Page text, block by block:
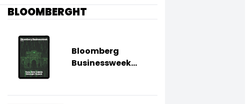
BLOOMBERGHT
Bloomberg
Businessweek